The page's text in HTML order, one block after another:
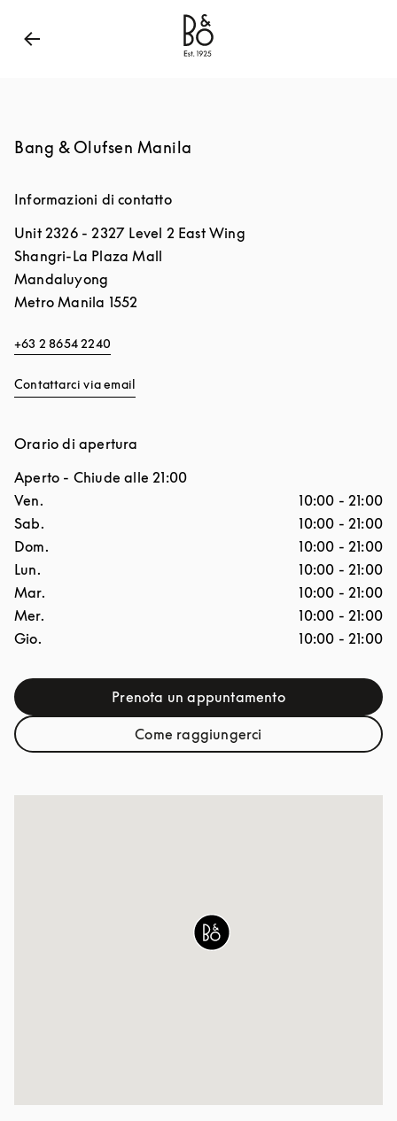
Bang & Olufsen - Exist to Create
Bang & Olufsen Manila
Informazioni di contatto
Unit 2326 - 2327 Level 2 East Wing
Shangri-La Plaza Mall
Mandaluyong
Metro Manila 1552
+63 2 8654 2240
Contattarci via email
Orario di apertura
Aperto - Chiude alle 21:00
Giorno della settimana
Ven. 10:00 - 21:00
Sab.
10:00 - 21:00
Dom.
10:00 - 21:00
Lun.
10:00 - 21:00
Mar.
10:00 - 21:00
Mer.
10:00 - 21:00
Gio.
10:00 - 21:00
Prenota un appuntamento
Link Opens in New Tab
Come raggiungerciLink Opens in New Tab